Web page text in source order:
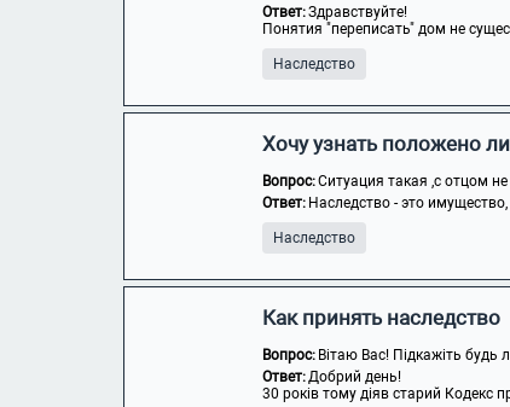
Ответ:Здравствуйте!
Понятия "переписать" дом не
Наследство
Хочу узнать положено
Вопрос:Ситуация такая ,с отцом
Ответ: Наследство - это
Наследство
Как принять наследство
Вопрос: Вітаю Вас! Підкажіть будь
Ответ:Добрий день!
30 років тому діяв старий Кодекс